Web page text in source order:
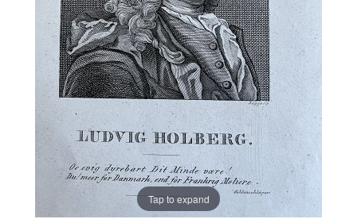
Tap to expand